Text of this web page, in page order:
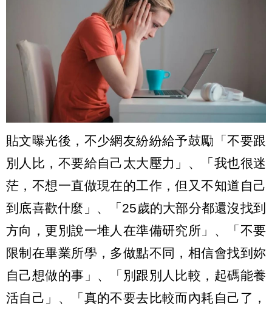
貼文曝光後，不少網友紛紛給予鼓勵「不要跟
別人比，不要給自己太大壓力」、「我也很迷
茫，不想一直做現在的工作，但又不知道自己
到底喜歡什麼」、「25歲的大部分都還沒找到
方向，更別說一堆人在準備研究所」、「不要
限制在畢業所學，多做點不同，相信會找到妳
自己想做的事」、「別跟別人比較，起碼能養
活自己」、「真的不要去比較而內耗自己了，